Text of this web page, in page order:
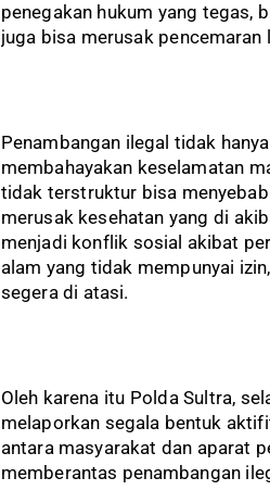
penegakan hukum yang tegas,
juga bisa merusak
Penambangan ilegal tidak
membahayakan keselamatan
tidak terstruktur bisa
merusak kesehatan yang di
menjadi konflik sosial akibat
alam yang tidak mempunyai
segera di atasi.
Oleh karena itu Polda Sultra,
melaporkan segala bentuk
antara masyarakat dan aparat
memberantas penambangan